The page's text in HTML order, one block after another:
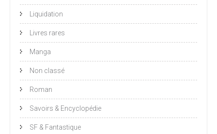
Liquidation
Livres rares
Manga
Non classé
Roman
Savoirs & Encyclopédie
SF & Fantastique